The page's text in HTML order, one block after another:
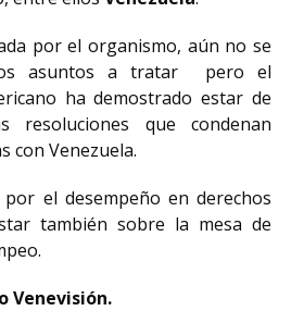
por el organismo, aún no se
asuntos a tratar pero el
ha demostrado estar de
resoluciones que condenan
con Venezuela.
por el desempeño en derechos
también sobre la mesa de
Venevisión.